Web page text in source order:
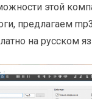
этой
предлагаем
на русском